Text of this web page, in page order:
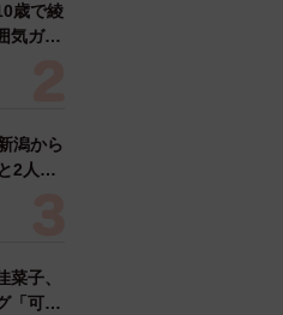
歳で綾
気ガラ
そ
潟から
2人で
生で
菜子、
「可愛